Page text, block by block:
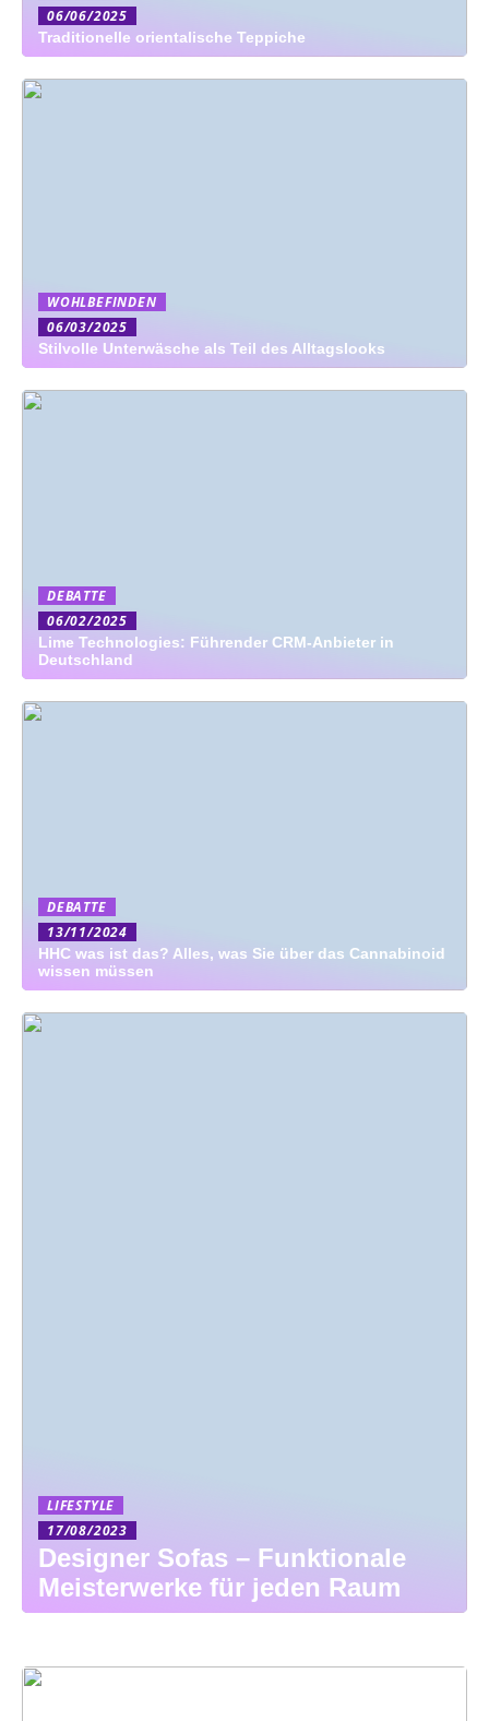
06/06/2025
Traditionelle orientalische Teppiche
WOHLBEFINDEN
06/03/2025
Stilvolle Unterwäsche als Teil des Alltagslooks
DEBATTE
06/02/2025
Lime Technologies: Führender CRM-Anbieter in
Deutschland
DEBATTE
13/11/2024
HHC was ist das? Alles, was Sie über das Cannabinoid
wissen müssen
LIFESTYLE
17/08/2023
Designer Sofas – Funktionale
Meisterwerke für jeden Raum